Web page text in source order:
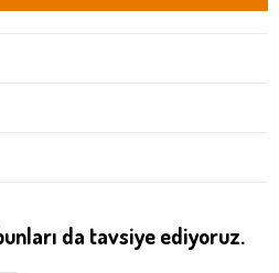
da tavsiye ediyoruz.